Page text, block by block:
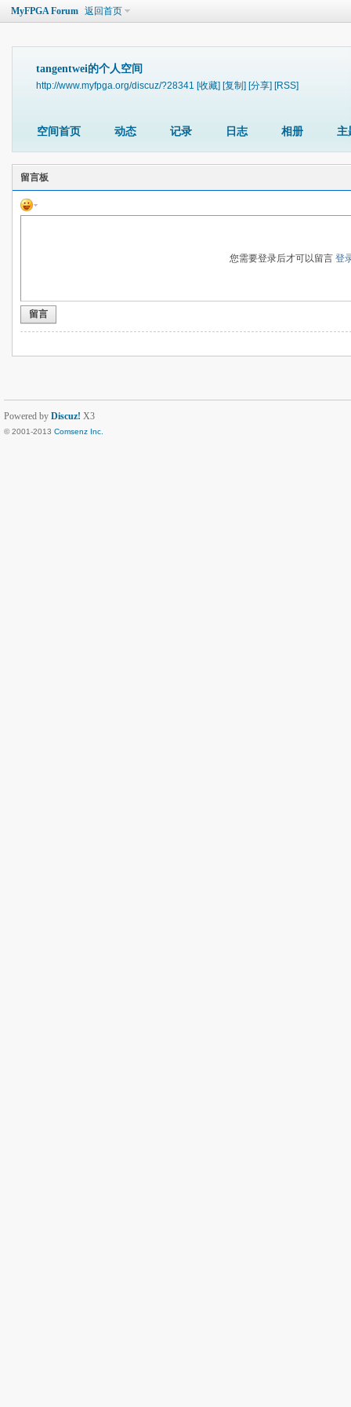
MyFPGA Forum 返回首页
tangentwei的个人空间
http://www.myfpga.org/discuz/?28341 [收藏] [复制] [分享] [RSS]
空间首页 动态 记录 日志 相册 主
留言板
您需要登录后才可以留言登
留言
Powered by Discuz! X3
© 2001-2013 Comsenz Inc.